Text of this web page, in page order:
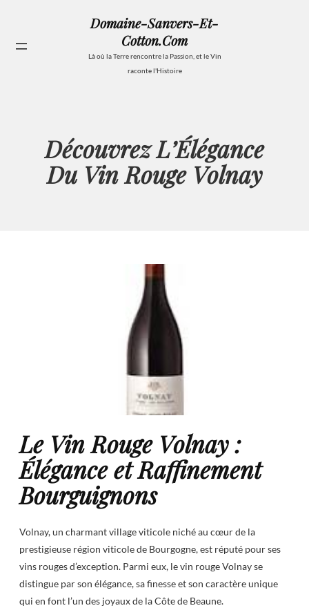
contenu
Domaine-Sanvers-Et-
Cotton.com
Là où la Terre rencontre la Passion, et le Vin
raconte l'Histoire
Découvrez L’Élégance
Du Vin Rouge Volnay
Le Vin Rouge Volnay :
Élégance et Raffinement
Bourguignons
Volnay, un charmant village viticole niché au cœur de la
prestigieuse région viticole de Bourgogne, est réputé pour ses
vins rouges d’exception. Parmi eux, le vin rouge Volnay se
distingue par son élégance, sa finesse et son caractère unique
qui en font l’un des joyaux de la Côte de Beaune.